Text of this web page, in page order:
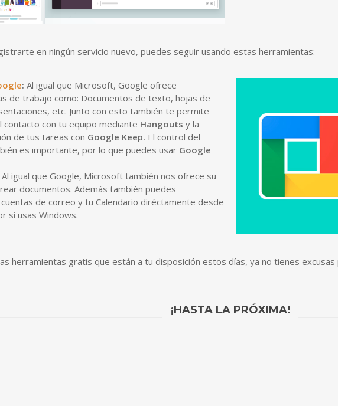
en ningún servicio nuevo, puedes seguir usando estas herramientas:
:Al igual que Microsoft, Google ofrece
de trabajo como: Documentos de texto, hojas de
etc. Junto con esto también te permite
contacto con tu equipo mediante Hangouts y la
de tus tareas con Google Keep. El control del
es importante, por lo que puedes usar Google
Al igual que Google, Microsoft también nos ofrece su
documentos. Además también puedes
de correo y tu Calendario diréctamente desde
si usas Windows.
herramientas gratis que están a tu disposición estos días, ya no tienes
¡HASTA LA PRÓXIMA!